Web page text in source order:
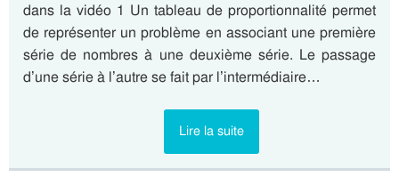
dans la vidéo 1 Un tableau de proportionnalité permet
de représenter un problème en associant une première
série de nombres à une deuxième série. Le passage
d’une série à l’autre se fait par l’intermédiaire…
Lire la suite